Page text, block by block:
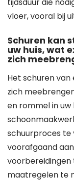
vloer, vooral bij
Schuren kan
uw huis, wat
zich
Het schuren
zich
en rommel in uw
schuurproces te
voorafgaand
maatregelen te